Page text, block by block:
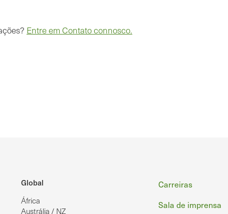
Entre em Contato connosco.
Global
África
Austrália / NZ
Rodapé
Carreiras
Sala de imprensa